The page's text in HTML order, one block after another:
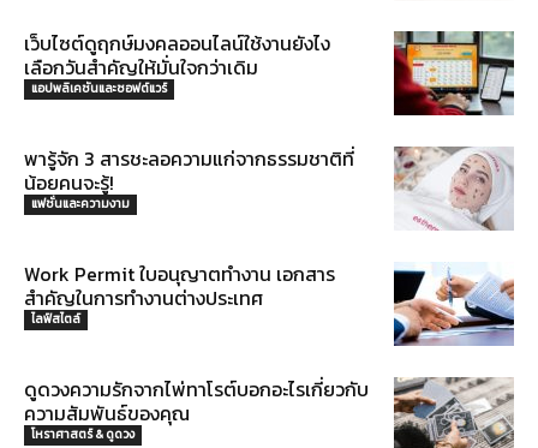
เว็บไซต์ดูฤกษ์มงคลออนไลน์ใช้งานยังไง
เลือกวันสำคัญให้มั่นใจกว่าเดิม
แอปพลิเคชันและซอฟต์แวร์
พารู้จัก 3 สารชะลอความแก่จากธรรมชาติที่
น้อยคนจะรู้!
แฟชั่นและความงาม
Work Permit ใบอนุญาตทำงาน เอกสาร
สำคัญในการทำงานต่างประเทศ
ไลฟ์สไตล์
ดูดวงความรักจากไพ่ทาโรต์บอกอะไรเกี่ยวกับ
ความสัมพันธ์ของคุณ
โหราศาสตร์ & ดูดวง